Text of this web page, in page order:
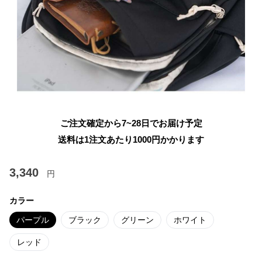
ご注文確定から7~28日でお届け予定
送料は1注文あたり 1000円かかります
3,340 円
カラー
パープル ブラック グリーン ホワイト
レッド